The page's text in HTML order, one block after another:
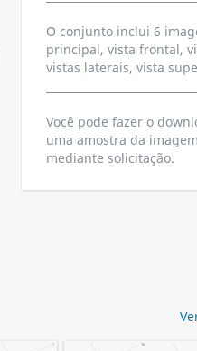
O conjunto inclui 6
principal, vista frontal,
vistas laterais, vista
Você pode fazer o
uma amostra da
mediante solicitação.